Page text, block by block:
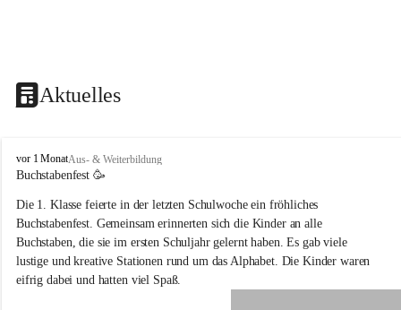
Aktuelles
V
o
k
s
s
c
h
u
vor 1 MonatAus- & Weiterbildung
Buchstabenfest 🥳
Die 1. Klasse feierte in der letzten Schulwoche ein fröhliches
Buchstabenfest. Gemeinsam erinnerten sich die Kinder an alle
Buchstaben, die sie im ersten Schuljahr gelernt haben. Es gab viele
lustige und kreative Stationen rund um das Alphabet. Die Kinder waren
eifrig dabei und hatten viel Spaß.